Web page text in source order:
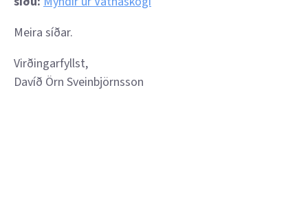
Meira síðar.
Virðingarfyllst,
Davíð Örn Sveinbjörnsson